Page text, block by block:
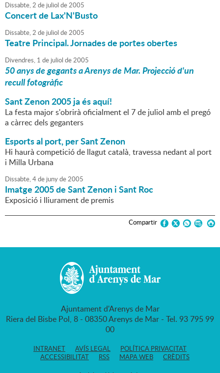
Dissabte,2 de juliol de2005
Concert de Lax'N'Busto
Dissabte,2 de juliol de2005
Teatre Principal. Jornades de portes obertes
Divendres, 1 de juliol de2005
50 anys de gegants a Arenys de Mar. Projecció d'un
recull fotogràfic
Sant Zenon 2005 ja és aquí!
La festa major s'obrirà oficialment el 7 de juliol amb el pregó
a càrrec dels geganters
Esports al port, per Sant Zenon
Hi haurà competició de llagut català, travessa nedant al port
i Milla Urbana
Dissabte,4de junyde2005
Imatge 2005 de Sant Zenon i Sant Roc
Exposició i lliurament de premis
Compartir
Ajuntament d'Arenys de Mar
Riera del Bisbe Pol, 8 - 08350 Arenys de Mar - Tel. 93 795 99
00
INTRANET AVÍS LEGAL
POLÍTICA PRIVACITAT
ACCESSIBILITAT
RSS MAPA WEB CRÈDITS